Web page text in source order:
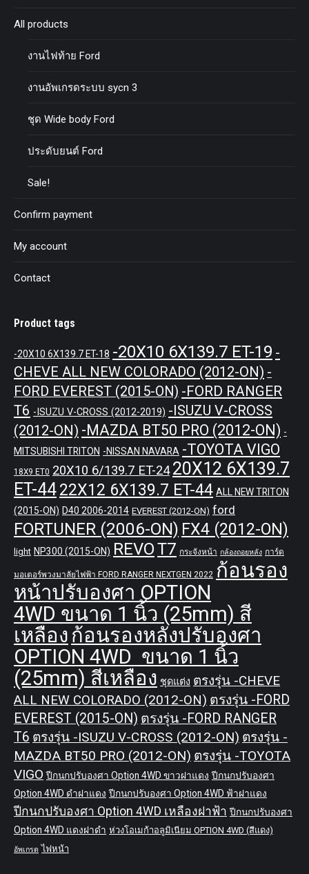
All products
งานไฟท้าย Ford
งานอัพเกรดระบบ sycn 3
ชุด Wide body Ford
ประดับยนต์ Ford
Sale!
Confirm payment
My account
Contact
Product tags
-20X10 6X139.7 ET-18 -20X10 6X139.7 ET-19 -
CHEVE ALL NEW COLORADO (2012-ON) -
FORD EVEREST (2015-ON) -FORD RANGER
T6 -ISUZU V-CROSS (2012-2019) -ISUZU V-CROSS
(2012-ON) -MAZDA BT50 PRO (2012-ON) -
MITSUBISHI TRITON -NISSAN NAVARA -TOYOTA VIGO
18X9 ET0 20X10 6/139.7 ET-24 20X12 6X139.7
ET-4422X12 6X139.7 ET-44 ALL NEW TRITON
(2015-ON) D40 2006-2014 EVEREST (2012-ON) ford
FORTUNER (2006-ON) FX4 (2012-ON)
light NP300 (2015-ON) REVOT7 กระจังหน้า กล้องถอยหลัง การ์ด
มอเตอร์พวงมาลัยไฟฟ้า FORD RANGER NEXTGEN 2022 ก้อนรอง
หน้าปรับองศา OPTION
4WD ขนาด 1 นิ้ว (25mm) สี
เหลือง ก้อนรองหลังปรับองศา
OPTION 4WD ขนาด 1 นิ้ว
(25mm) สีเหลือง ชุดแต่ง ตรงรุ่น -CHEVE
ALL NEW COLORADO (2012-ON) ตรงรุ่น -FORD
EVEREST (2015-ON) ตรงรุ่น -FORD RANGER
T6 ตรงรุ่น -ISUZU V-CROSS (2012-ON) ตรงรุ่น -
MAZDA BT50 PRO (2012-ON) ตรงรุ่น -TOYOTA
VIGO ปีกนกปรับองศา Option 4WD ขาวฝาแดง ปีกนกปรับองศา
Option 4WD ดำฝาแดง ปีกนกปรับองศา Option 4WD ฟ้าฝาแดง
ปีกนกปรับองศา Option 4WD เหลืองฝาฟ้า ปีกนกปรับองศา
Option 4WD แดงฝาดำ ห่วงโอเมก้าอลูมิเนียม OPTION 4WD (สีแดง)
อัพเกรด ไฟหน้า